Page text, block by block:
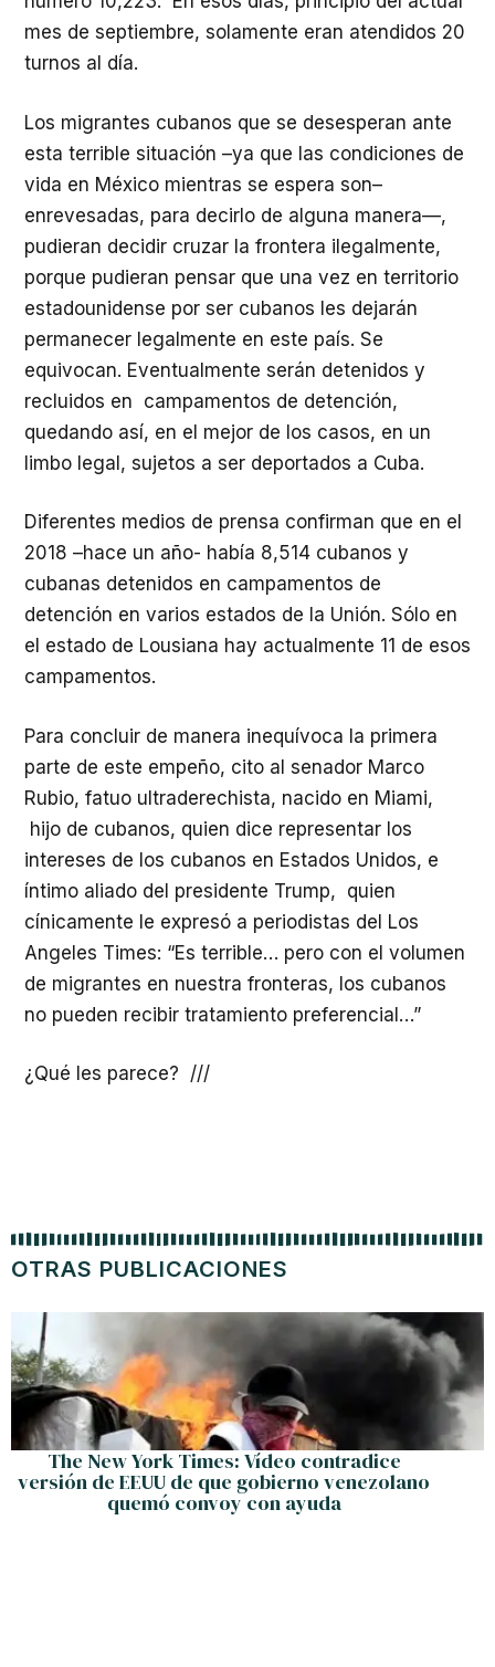
mes de septiembre, solamente eran atendidos 20
turnos al día.
Los migrantes cubanos que se desesperan ante
esta terrible situación –ya que las condiciones de
vida en México mientras se espera son–
enrevesadas, para decirlo de alguna manera—,
pudieran decidir cruzar la frontera ilegalmente,
porque pudieran pensar que una vez en territorio
estadounidense por ser cubanos les dejarán
permanecer legalmente en este país. Se
equivocan. Eventualmente serán detenidos y
recluidos en campamentos de detención,
quedando así, en el mejor de los casos, en un
limbo legal, sujetos a ser deportados a Cuba.
Diferentes medios de prensa confirman que en el
2018 –hace un año- había 8,514 cubanos y
cubanas detenidos en campamentos de
detención en varios estados de la Unión. Sólo en
el estado de Lousiana hay actualmente 11 de esos
campamentos.
Para concluir de manera inequívoca la primera
parte de este empeño, cito al senador Marco
Rubio, fatuo ultraderechista, nacido en Miami,
hijo de cubanos, quien dice representar los
intereses de los cubanos en Estados Unidos, e
íntimo aliado del presidente Trump, quien
cínicamente le expresó a periodistas del Los
Angeles Times: “Es terrible… pero con el volumen
de migrantes en nuestra fronteras, los cubanos
no pueden recibir tratamiento preferencial…”
­¿Qué les parece? ///
OTRAS PUBLICACIONES
The New York Times: Vídeo contradice
versión de EEUU de que gobierno venezolano
quemó convoy con ayuda